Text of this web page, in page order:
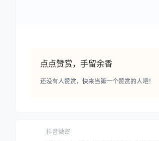
点点赞赏，手留余香
还没有人赞赏，快来当第一个赞赏的人吧！
抖音微密